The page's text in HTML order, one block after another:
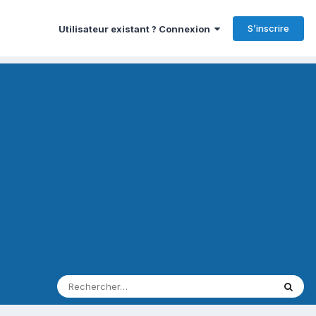
Utilisateur existant ? Connexion S’inscrire